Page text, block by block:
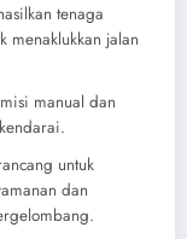
tenaga
menaklukkan jalan
manual dan
untuk
dan